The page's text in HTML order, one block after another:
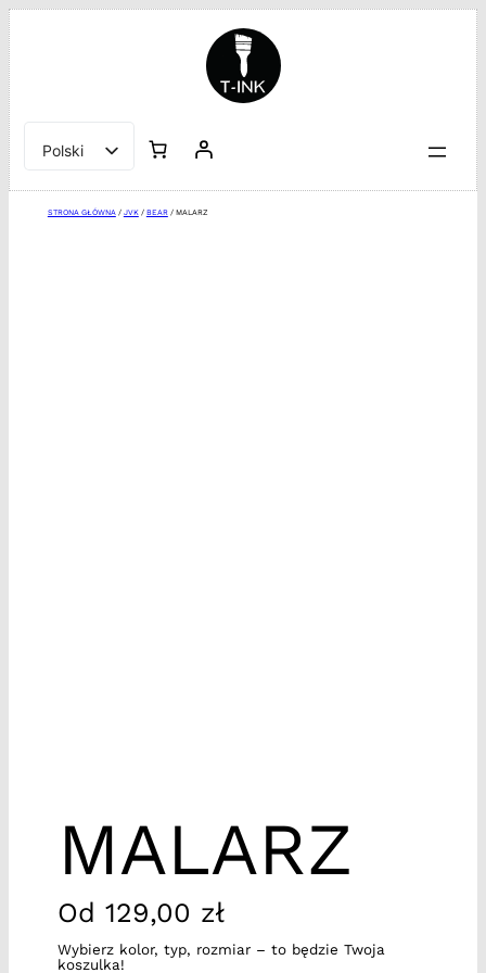
Przejdź
do
treści
Polski
English
STRONA GŁÓWNA / JVK/ BEAR/ MALARZ
MALARZ
Od 129,00 zł
Wybierz kolor, typ, rozmiar – to będzie Twoja
koszulka!